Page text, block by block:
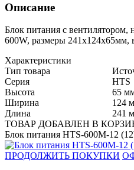
Описание
Блок питания с
600W, размеры 241x124x65мм,
Характеристики
Тип товара
Серия
HTS
Высота
65
Ширина
124
Длина
241
ТОВАР ДОБАВЛЕН В
Блок питания HTS-600M-12
ПРОДОЛЖИТЬ ПОКУПКИ